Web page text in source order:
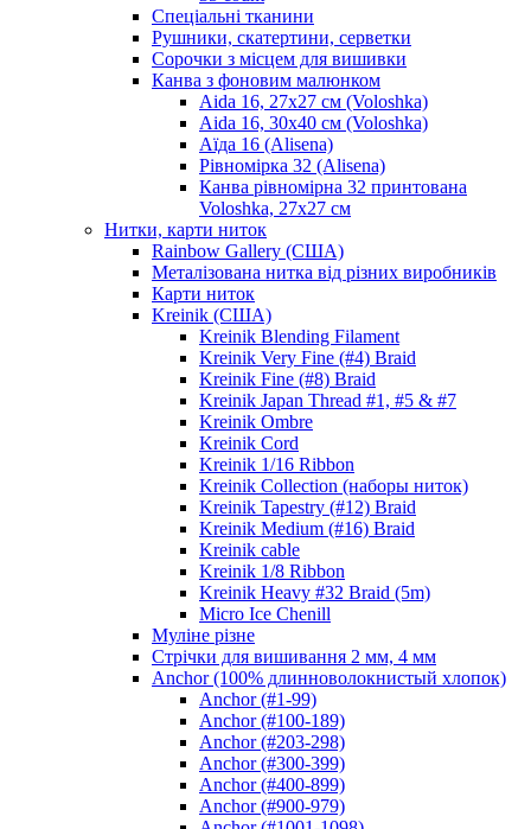
Спеціальні тканини
Рушники, скатертини, серветки
Сорочки з місцем для вишивки
Канва з фоновим малюнком
Aida 16, 27х27 см (Voloshka)
Aida 16, 30х40 см (Voloshka)
Аїда 16 (Alisena)
Рівномірка 32 (Alisena)
Канва рівномірна 32 принтована
Voloshka, 27х27 см
Нитки, карти ниток
Rainbow Gallery (США)
Металізована нитка від різних виробників
Карти ниток
Kreinik (США)
Kreinik Blending Filament
Kreinik Very Fine (#4) Braid
Kreinik Fine (#8) Braid
Kreinik Japan Thread #1, #5 & #7
Kreinik Ombre
Kreinik Cord
Kreinik 1/16 Ribbon
Kreinik Collection (наборы ниток)
Kreinik Tapestry (#12) Braid
Kreinik Medium (#16) Braid
Kreinik cable
Kreinik 1/8 Ribbon
Kreinik Heavy #32 Braid (5m)
Micro Ice Chenill
Муліне різне
Стрічки для вишивання 2 мм, 4 мм
Anchor (100% длинноволокнистый хлопок)
Anchor (#1-99)
Anchor (#100-189)
Anchor (#203-298)
Anchor (#300-399)
Anchor (#400-899)
Anchor (#900-979)